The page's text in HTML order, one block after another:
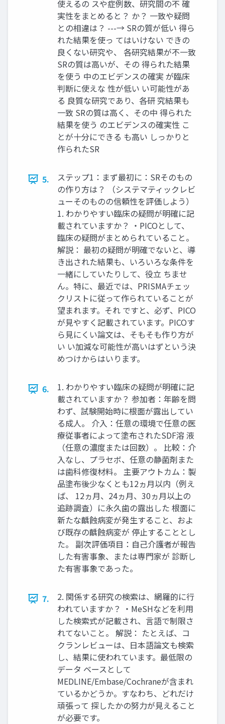
使えるの スや症例数、研究間の不 確
実性をまとめると？ か？ 一致や疑問
との相違は？ ---→ SRの質が低い 得ら
れた結果を使っ てはいけない できの
良くない研究や、 各研究結果が不一致
SRの質は高いが、その 得られた結果
を使う 中のエビデンスの確実 が臨床
判断に使えな 性が低い い可能性があ
る 良質な研究であり、各研 究結果も
一致 SRの質は高く、その中 得られた
結果を使う のエビデンスの確実性 こ
とが十分にできる も高い しっかりと
作られたSR
5.
ステップ1：まず最初に：SRそのもの
の作り方は？ （システマティックレビ
ューそのものの信頼性を評価しよう）
1. わかりやすい臨床の疑問が明確に記
載されていますか？ ・PICOとして、
臨床の疑問がまとめられていること。
解説： 最初の疑問が明確でないと、導
き出された結果も、いろいろな条件を
一緒にしていたりして、役立 ちませ
ん。特に、最近では、PRISMAチェッ
クリストに従って作られていることが
望まれます。それ ですと、必ず、PICO
が見やすく記載されています。PICOす
ら見にくい論文は、そもそも作り方が
い い加減な可能性が高いはずという決
めつけからはいります。
6.
1. わかりやすい臨床の疑問が明確に記
載されていますか？ 参加者：年齢を問
わず、試験開始時に根面が露出してい
る成人。 介入：任意の環境で任意の医
療従事者によって塗布されたSDF溶 液
（任意の濃度または回数）。 比較：介
入なし、プラセボ、任意の静菌剤また
は歯科修復材料。 主要アウトカム：製
品塗布後少なくとも12ヵ月以内（例え
ば、 12ヵ月、24ヵ月、30ヵ月以上の
追跡調査）に永久歯の露出した 根面に
新たな齲蝕病変が発生すること、およ
び既存の齲蝕病変が 停止することとし
た。 副次評価項目：自己介護者が報告
した有害事象、または専門家が 診断し
た有害事象であった。
7.
2. 関係する研究の検索は、網羅的に行
われていますか？ ・MeSHなどを利用
した検索式が記載され、言語で制限さ
れてないこと。 解説： たとえば、コ
クランレビューは、日本語論文も検索
し、結果に使われています。最低限の
データ ベースとして
MEDLINE/Embase/Cochraneが含まれ
ているかどうか。すなわち、どれだけ
頑張って 探したかの努力が見えること
が必要です。